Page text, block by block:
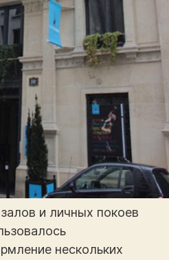
и личных покоев
нескольких